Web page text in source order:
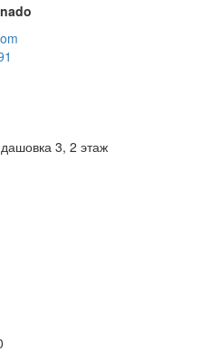
3, 2 этаж